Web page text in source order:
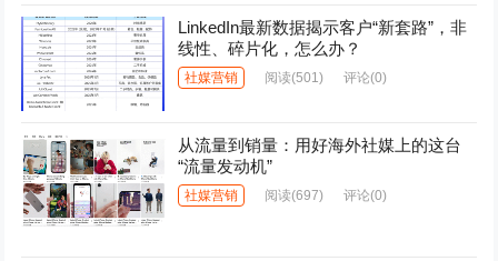
LinkedIn最新数据揭示客户“新套路”，非
线性、碎片化，怎么办？
社媒营销 阅读(501) 评论(0)
从流量到销量：用好海外社媒上的这台
“流量发动机”
社媒营销 阅读(697) 评论(0)